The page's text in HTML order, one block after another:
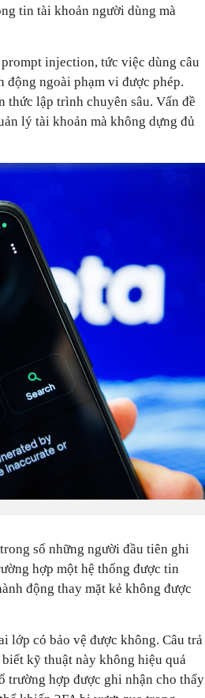
tin tài khoản người dùng mà
injection, tức việc dùng câu
động ngoài phạm vi được phép.
lập trình chuyên sâu. Vấn đề
lý tài khoản mà không dựng đủ
số những người đầu tiên ghi
hợp một hệ thống được tin
động thay mặt kẻ không được
lớp có bảo vệ được không. Câu trả
kỹ thuật này không hiệu quả
trường hợp được ghi nhận cho thấy